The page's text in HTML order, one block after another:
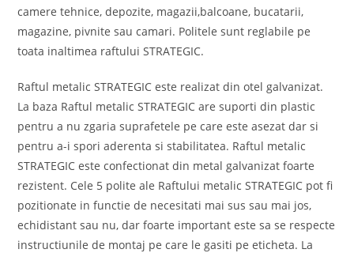
camere tehnice, depozite, magazii,balcoane, bucatarii,
magazine, pivnite sau camari. Politele sunt reglabile pe
toata inaltimea raftului STRATEGIC.
Raftul metalic STRATEGIC este realizat din otel galvanizat.
La baza Raftul metalic STRATEGIC are suporti din plastic
pentru a nu zgaria suprafetele pe care este asezat dar si
pentru a-i spori aderenta si stabilitatea. Raftul metalic
STRATEGIC este confectionat din metal galvanizat foarte
rezistent. Cele 5 polite ale Raftului metalic STRATEGIC pot fi
pozitionate in functie de necesitati mai sus sau mai jos,
echidistant sau nu, dar foarte important este sa se respecte
instructiunile de montaj pe care le gasiti pe eticheta. La